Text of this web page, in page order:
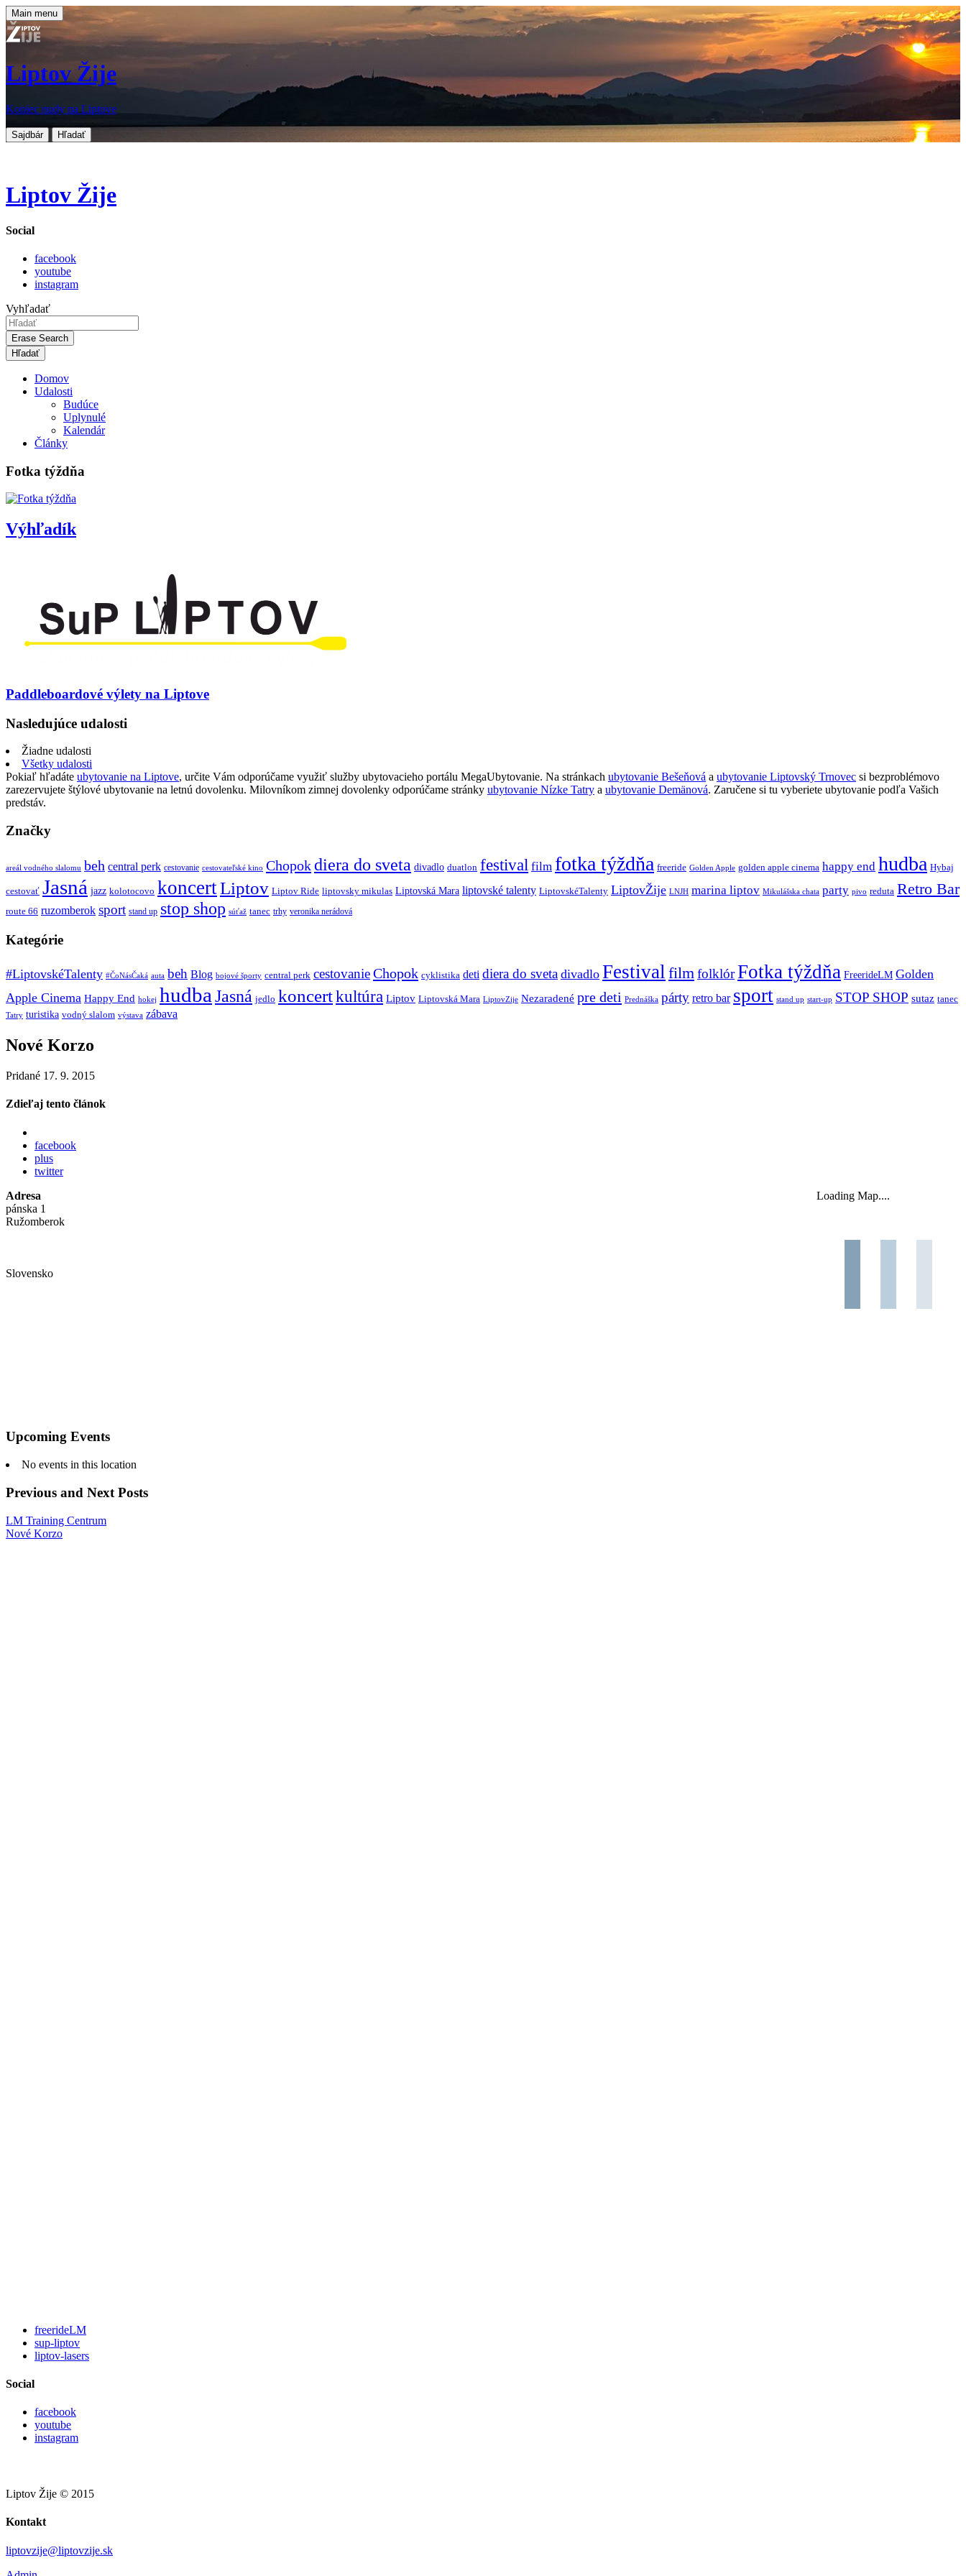
Main menu
Liptov Žije
Koniec nudy na Liptove
Sajdbár Hľadať
Liptov Žije
Social
facebook
youtube
instagram
Vyhľadať
Erase Search
Domov
Udalosti
Budúce
Uplynulé
Kalendár
Články
Fotka týždňa
Výhľadík
Paddleboardové výlety na Liptove
Nasledujúce udalosti
Žiadne udalosti
Všetky udalosti
Pokiaľ hľadáte ubytovanie na Liptove, určite Vám odporúčame využiť služby ubytovacieho portálu MegaUbytovanie. Na stránkach ubytovanie Bešeňová a ubytovanie Liptovský Trnovec si bezproblémovo
zarezervujete štýlové ubytovanie na letnú dovolenku. Milovníkom zimnej dovolenky odporúčame stránky ubytovanie Nízke Tatry a ubytovanie Demänová. Zaručene si tu vyberiete ubytovanie podľa Vašich
predstáv.
Značky
areál vodného slalomu beh central perk cestovanie cestovateľské kino Chopokdiera do sveta divadlo duatlon festival film fotka týždňa freeride Golden Apple golden apple cinema happy end hudba Hybaj
cestovať Jasná jazz kolotocovo koncertLiptov Liptov Ride liptovsky mikulas Liptovská Mara liptovské talenty LiptovskéTalenty LiptovŽije LNJH marina liptov Mikulášska chata party pivo reduta Retro Bar
route 66 ruzomberok sport stand up stop shop súťaž tanec trhy veronika nerádová
Kategórie
#LiptovskéTalenty #ČoNásČaká auta beh Blog bojové športy central perk cestovanieChopok cyklistika deti diera do sveta divadlo Festival filmfolklórFotka týždňa FreerideLM Golden
Apple Cinema Happy End hokej hudba Jasná jedlo koncertkultúra Liptov Liptovská Mara LiptovZije Nezaradené pre deti Prednáška párty retro bar sport stand up start-up STOP SHOP sutaz tanec
Tatry turistika vodný slalom výstava zábava
Nové Korzo
Pridané 17. 9. 2015
Zdieľaj tento článok
facebook
plus
twitter
Loading Map....
Adresa
pánska 1
Ružomberok
Slovensko
Upcoming Events
No events in this location
Previous and Next Posts
LM Training Centrum
Nové Korzo
freerideLM
sup-liptov
liptov-lasers
Social
facebook
youtube
instagram
Liptov Žije © 2015
Kontakt
liptovzije@liptovzije.sk